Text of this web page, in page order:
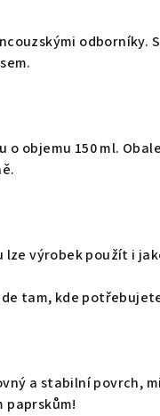
odborníky.
o objemu 150 ml.
lze výrobek použít i
tam, kde
a stabilní povrch,
paprskům!